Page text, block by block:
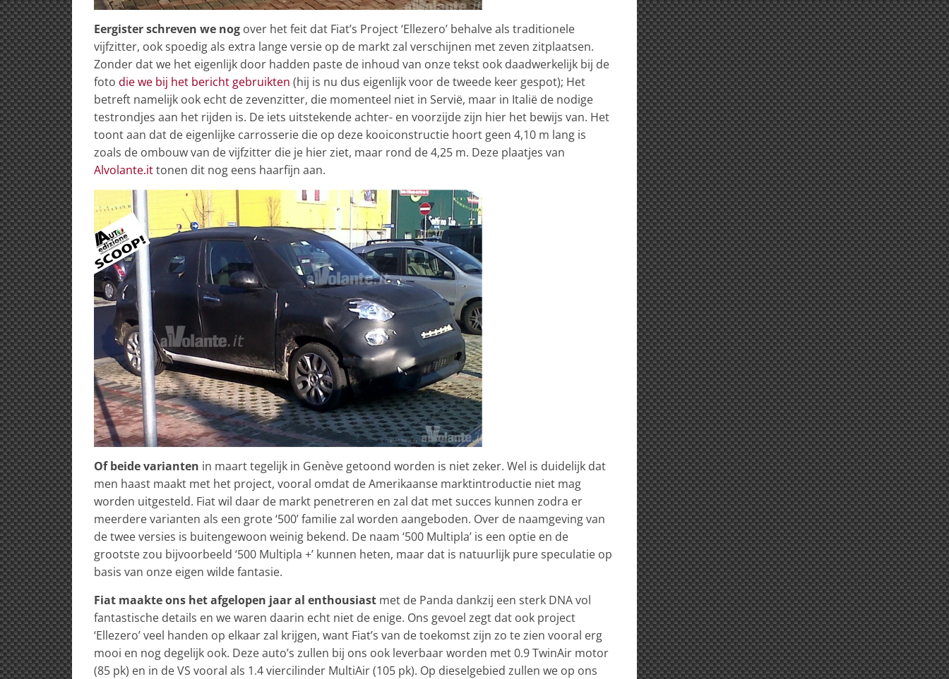
Eergister schreven we nog over het feit dat Fiat’s Project ‘Ellezero’ behalve als traditionele
vijfzitter, ook spoedig als extra lange versie op de markt zal verschijnen met zeven zitplaatsen.
Zonder dat we het eigenlijk door hadden paste de inhoud van onze tekst ook daadwerkelijk bij de
foto die we bij het bericht gebruikten (hij is nu dus eigenlijk voor de tweede keer gespot); Het
betreft namelijk ook echt de zevenzitter, die momenteel niet in Servië, maar in Italië de nodige
testrondjes aan het rijden is. De iets uitstekende achter- en voorzijde zijn hier het bewijs van. Het
toont aan dat de eigenlijke carrosserie die op deze kooiconstructie hoort geen 4,10 m lang is
zoals de ombouw van de vijfzitter die je hier ziet, maar rond de 4,25 m. Deze plaatjes van
Alvolante.ittonen dit nog eens haarfijn aan.
Of beide varianten in maart tegelijk in Genève getoond worden is niet zeker. Wel is duidelijk dat
men haast maakt met het project, vooral omdat de Amerikaanse marktintroductie niet mag
worden uitgesteld. Fiat wil daar de markt penetreren en zal dat met succes kunnen zodra er
meerdere varianten als een grote ‘500’ familie zal worden aangeboden. Over de naamgeving van
de twee versies is buitengewoon weinig bekend. De naam ‘500 Multipla’ is een optie en de
grootste zou bijvoorbeeld ‘500 Multipla +’ kunnen heten, maar dat is natuurlijk pure speculatie op
basis van onze eigen wilde fantasie.
Fiat maakte ons het afgelopen jaar al enthousiast met de Panda dankzij een sterk DNA vol
fantastische details en we waren daarin echt niet de enige. Ons gevoel zegt dat ook project
‘Ellezero’ veel handen op elkaar zal krijgen, want Fiat’s van de toekomst zijn zo te zien vooral erg
mooi en nog degelijk ook. Deze auto’s zullen bij ons ook leverbaar worden met 0.9 TwinAir motor
(85 pk) en in de VS vooral als 1.4 viercilinder MultiAir (105 pk). Op dieselgebied zullen we op ons